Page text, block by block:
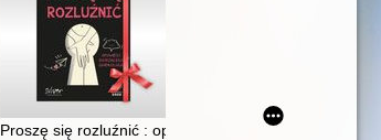
Proszę się rozluźnić : opowieści dojrzałego ginekologa